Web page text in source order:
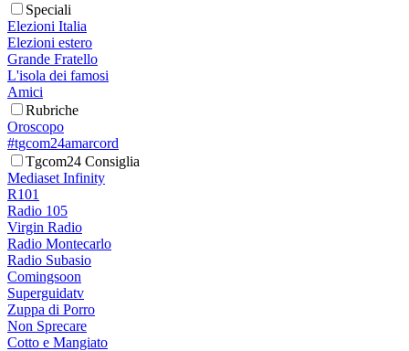
Speciali
Elezioni Italia
Elezioni estero
Grande Fratello
L'isola dei famosi
Amici
Rubriche
Oroscopo
#tgcom24amarcord
Tgcom24 Consiglia
Mediaset Infinity
R101
Radio 105
Virgin Radio
Radio Montecarlo
Radio Subasio
Comingsoon
Superguidatv
Zuppa di Porro
Non Sprecare
Cotto e Mangiato